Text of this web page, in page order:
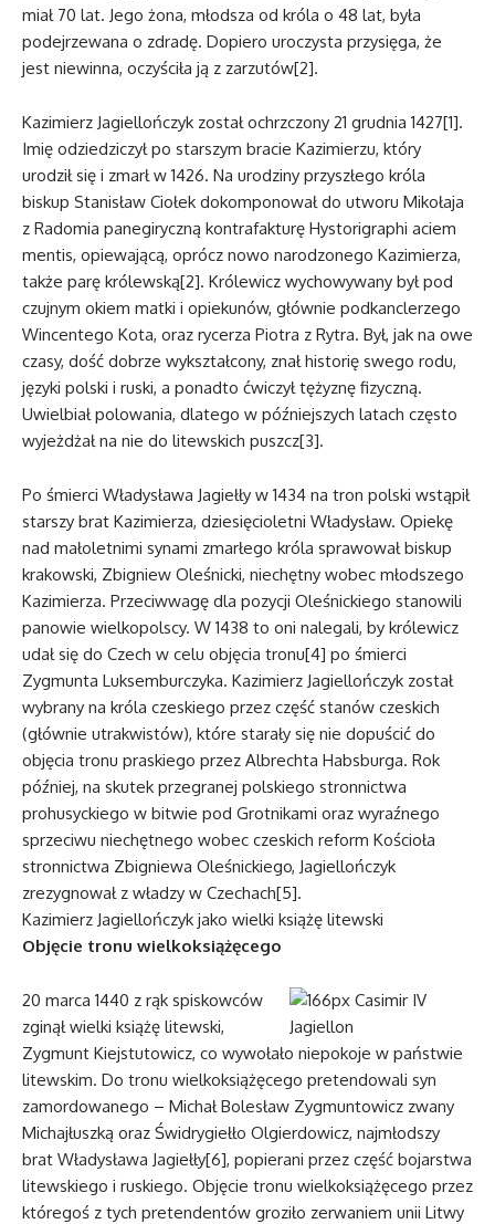
miał 70 lat. Jego żona, młodsza od króla o 48 lat, była
podejrzewana o zdradę. Dopiero uroczysta przysięga, że
jest niewinna, oczyściła ją z zarzutów[2].
Kazimierz Jagiellończyk został ochrzczony 21 grudnia 1427[1].
Imię odziedziczył po starszym bracie Kazimierzu, który
urodził się i zmarł w 1426. Na urodziny przyszłego króla
biskup Stanisław Ciołek dokomponował do utworu Mikołaja
z Radomia panegiryczną kontrafakturę Hystorigraphi aciem
mentis, opiewającą, oprócz nowo narodzonego Kazimierza,
także parę królewską[2]. Królewicz wychowywany był pod
czujnym okiem matki i opiekunów, głównie podkanclerzego
Wincentego Kota, oraz rycerza Piotra z Rytra. Był, jak na owe
czasy, dość dobrze wykształcony, znał historię swego rodu,
języki polski i ruski, a ponadto ćwiczył tężyznę fizyczną.
Uwielbiał polowania, dlatego w późniejszych latach często
wyjeżdżał na nie do litewskich puszcz[3].
Po śmierci Władysława Jagiełły w 1434 na tron polski wstąpił
starszy brat Kazimierza, dziesięcioletni Władysław. Opiekę
nad małoletnimi synami zmarłego króla sprawował biskup
krakowski, Zbigniew Oleśnicki, niechętny wobec młodszego
Kazimierza. Przeciwwagę dla pozycji Oleśnickiego stanowili
panowie wielkopolscy. W 1438 to oni nalegali, by królewicz
udał się do Czech w celu objęcia tronu[4] po śmierci
Zygmunta Luksemburczyka. Kazimierz Jagiellończyk został
wybrany na króla czeskiego przez część stanów czeskich
(głównie utrakwistów), które starały się nie dopuścić do
objęcia tronu praskiego przez Albrechta Habsburga. Rok
później, na skutek przegranej polskiego stronnictwa
prohusyckiego w bitwie pod Grotnikami oraz wyraźnego
sprzeciwu niechętnego wobec czeskich reform Kościoła
stronnictwa Zbigniewa Oleśnickiego, Jagiellończyk
zrezygnował z władzy w Czechach[5].
Kazimierz Jagiellończyk jako wielki książę litewski
Objęcie tronu wielkoksiążęcego
20 marca 1440 z rąk spiskowców
zginął wielki książę litewski,
Zygmunt Kiejstutowicz, co wywołało niepokoje w państwie
litewskim. Do tronu wielkoksiążęcego pretendowali syn
zamordowanego – Michał Bolesław Zygmuntowicz zwany
Michajłuszką oraz Świdrygiełło Olgierdowicz, najmłodszy
brat Władysława Jagiełły[6], popierani przez część bojarstwa
litewskiego i ruskiego. Objęcie tronu wielkoksiążęcego przez
któregoś z tych pretendentów groziło zerwaniem unii Litwy